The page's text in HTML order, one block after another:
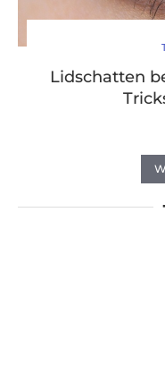
Lidschatten